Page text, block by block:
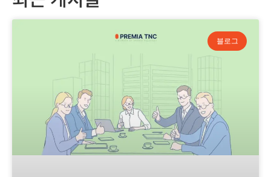
블로그